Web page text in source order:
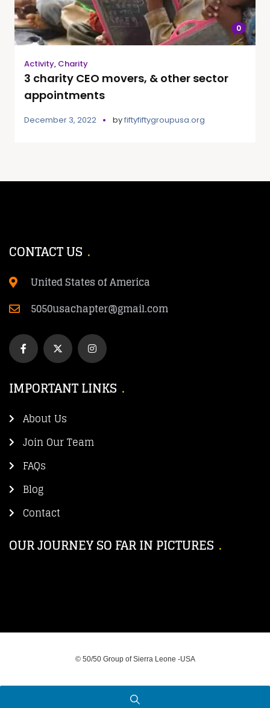
0
Activity, Charity
3 charity CEO movers, & other sector
appointments
December 3, 2022 byfiftyfiftygroupusa.org
CONTACT US
United States of America
5050usachapter@gmail.com
IMPORTANT LINKS
About Us
Join Our Team
FAQs
Blog
Contact
OUR JOURNEY SO FAR IN PICTURES
© 50/50 Group of Sierra Leone -USA